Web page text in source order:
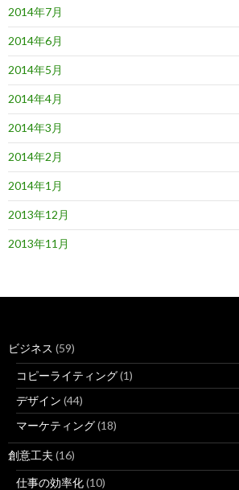
2014年7月
2014年6月
2014年5月
2014年4月
2014年3月
2014年2月
2014年1月
2013年12月
2013年11月
ビジネス (59)
コピーライティング(1)
デザイン (44)
マーケティング(18)
創意工夫 (16)
仕事の効率化(10)